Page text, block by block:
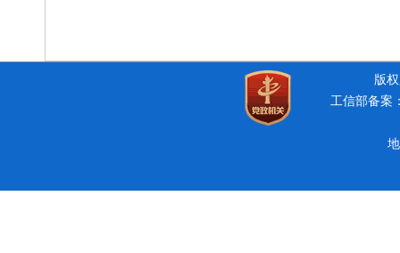
版
工信部备案